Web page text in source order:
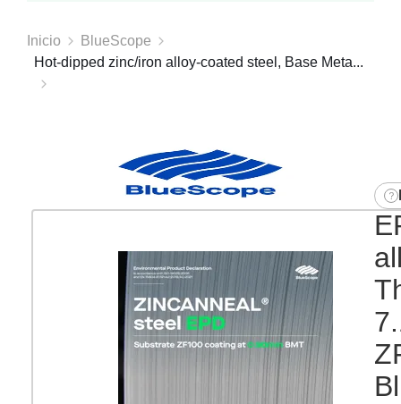
Inicio
BlueScope
Hot-dipped zinc/iron alloy-coated steel, Base Meta...